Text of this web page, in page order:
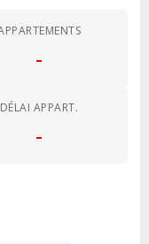
-
DÉLAI APPART.
-